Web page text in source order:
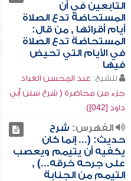
التابعين في أن
المستحاضة تدع الصلاة
أيام أقرائها , من قال:
المستحاضة تدع الصلاة
في الأيام التي تحيض
فيها
للشيخ: عبد المحسن العباد
جزء من محاضرة ( شرح سنن أبي
داود [042])
الفهرس: شرح
حديث: (... إنما كان
يكفيه أن يتيمم ويعصب
على جرحه خرقه...) ,
التيمم من الجنابة